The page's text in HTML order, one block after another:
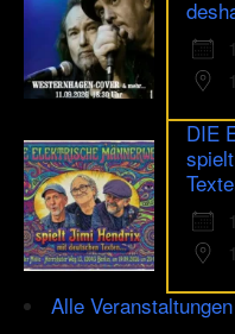
DIE
Alle